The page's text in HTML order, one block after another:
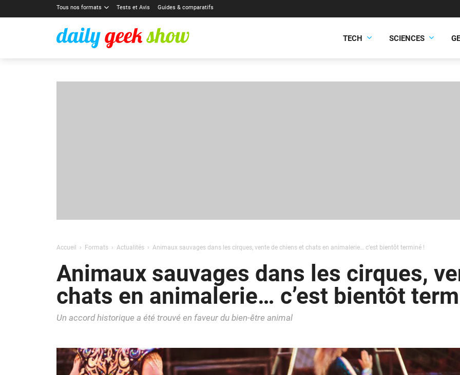
Tous nos formats Tests et Avis Guides & comparatifs
TECH SCIENCES
Accueil Formats Actualités Animaux sauvages dans les cirques, vente de chiens et chats en animalerie… c’est bientôt terminé !
Animaux sauvages dans les cirques,
chats en animalerie… c’est bientôt
Un accord historique a été trouvé en faveur du bien-être animal